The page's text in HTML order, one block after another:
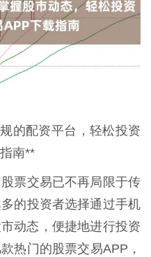
的配资平台，轻松投资
南**
票交易已不再局限于传
的投资者选择通过手机
动态，便捷地进行投资
热门的股票交易APP，